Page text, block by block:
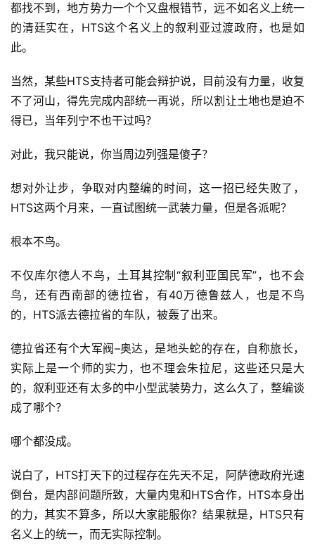
都找不到，地方势力一个个又盘根错节，远不如名义上统一
的清廷实在，HTS这个名义上的叙利亚过渡政府，也是如
此。
当然，某些HTS支持者可能会辩护说，目前没有力量，收复
不了河山，得先完成内部统一再说，所以割让土地也是迫不
得已，当年列宁不也干过吗？
对此，我只能说，你当周边列强是傻子？
想对外让步，争取对内整编的时间，这一招已经失败了，
HTS这两个月来，一直试图统一武装力量，但是各派呢？
根本不鸟。
不仅库尔德人不鸟，土耳其控制“叙利亚国民军”，也不会
鸟，还有西南部的德拉省，有40万德鲁兹人，也是不鸟
的，HTS派去德拉省的车队，被轰了出来。
德拉省还有个大军阀–奥达，是地头蛇的存在，自称旅长，
实际上是一个师的实力，也不理会朱拉尼，这些还只是大
的，叙利亚还有太多的中小型武装势力，这么久了，整编谈
成了哪个？
哪个都没成。
说白了，HTS打天下的过程存在先天不足，阿萨德政府光速
倒台，是内部问题所致，大量内鬼和HTS合作，HTS本身出
的力，其实不算多，所以大家能服你？结果就是，HTS只有
名义上的统一，而无实际控制。